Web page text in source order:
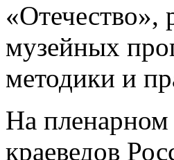
«Отечество»,
музейных
методики и
На пленарном
краеведов